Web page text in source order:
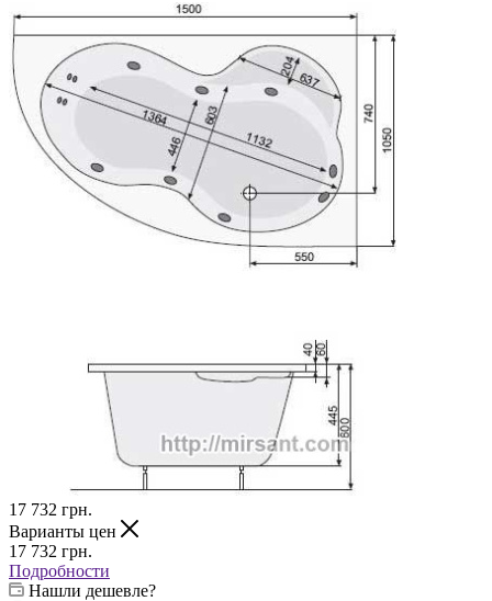
17 732 грн.
Варианты цен
17 732 грн.
Подробности
Нашли дешевле?